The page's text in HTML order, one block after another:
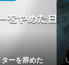
ーを辞めた